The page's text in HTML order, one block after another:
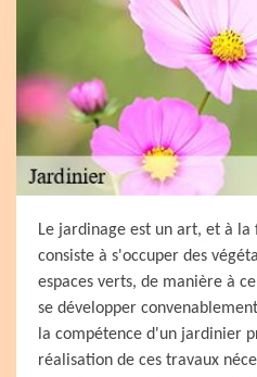
Le jardinage est un art, et à
consiste à s'occuper des
espaces verts, de manière à
se développer
la compétence d'un jardinier
réalisation de ces travaux